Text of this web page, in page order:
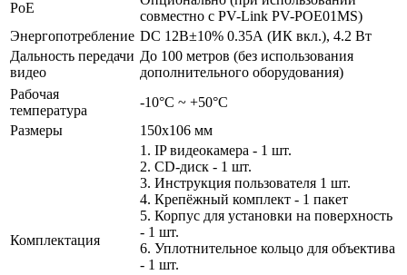
PoE
совместно с PV-Link PV-POE01MS)
Энергопотребление DC 12В±10% 0.35А (ИК вкл.), 4.2 Вт
Дальность передачи
видео
До 100 метров (без использования
дополнительного оборудования)
Рабочая
температура
-10°С ~ +50°С
Размеры
150х106 мм
Комплектация
1. IP видеокамера - 1 шт.
2. СD-диск - 1 шт.
3. Инструкция пользователя 1 шт.
4. Крепёжный комплект - 1 пакет
5. Корпус для установки на поверхность
- 1 шт.
6. Уплотнительное кольцо для объектива
- 1 шт.